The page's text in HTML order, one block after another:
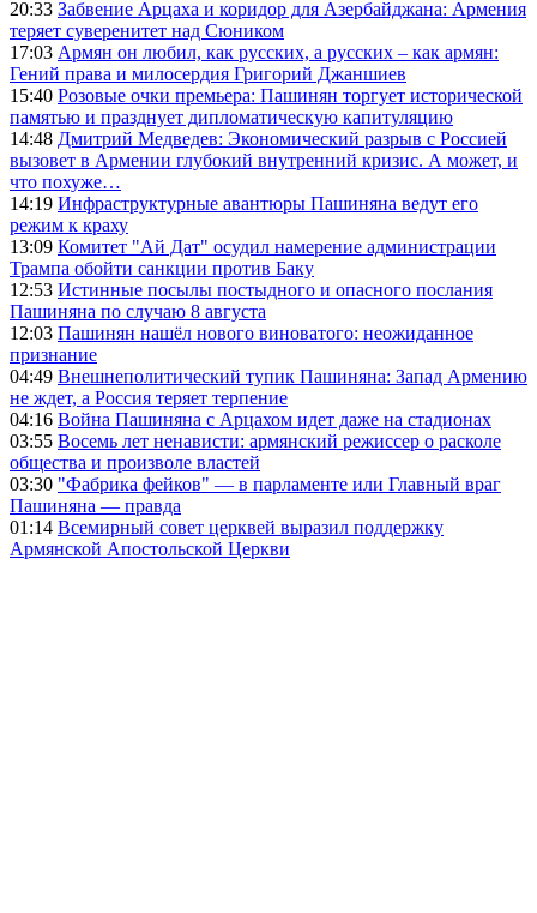
20:33 Забвение Арцаха и коридор для Азербайджана: Армения
теряет суверенитет над Сюником
17:03 Армян он любил, как русских, а русских – как армян:
Гений права и милосердия Григорий Джаншиев
15:40 Розовые очки премьера: Пашинян торгует исторической
памятью и празднует дипломатическую капитуляцию
14:48 Дмитрий Медведев: Экономический разрыв с Россией
вызовет в Армении глубокий внутренний кризис. А может, и
что похуже…
14:19 Инфраструктурные авантюры Пашиняна ведут его
режим к краху
13:09 Комитет "Ай Дат" осудил намерение администрации
Трампа обойти санкции против Баку
12:53 Истинные посылы постыдного и опасного послания
Пашиняна по случаю 8 августа
12:03 Пашинян нашёл нового виноватого: неожиданное
признание
04:49 Внешнеполитический тупик Пашиняна: Запад Армению
не ждет, а Россия теряет терпение
04:16 Война Пашиняна с Арцахом идет даже на стадионах
03:55 Восемь лет ненависти: армянский режиссер о расколе
общества и произволе властей
03:30 "Фабрика фейков" — в парламенте или Главный враг
Пашиняна — правда
01:14 Всемирный совет церквей выразил поддержку
Армянской Апостольской Церкви